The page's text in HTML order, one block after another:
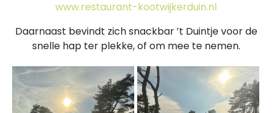
www.restaurant-kootwijkerduin.nl
Daarnaast bevindt zich snackbar ’t Duintje voor de
snelle hap ter plekke, of om mee te nemen.